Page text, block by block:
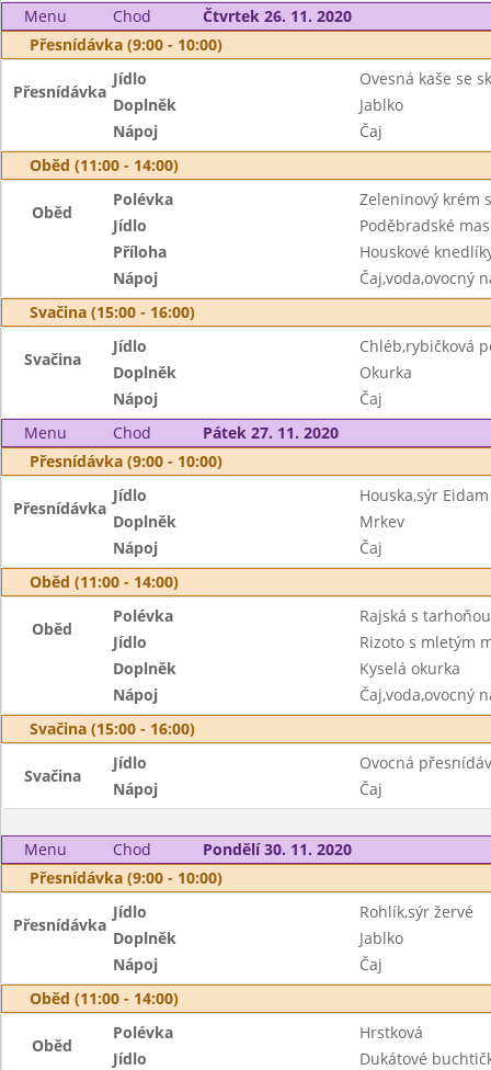
Menu Chod
Čtvrtek 26. 11. 2020
Přesnídávka (9:00 - 10:00)
Přesnídávka
Jídlo
Ovesná kaše se
Doplněk
Jablko
Nápoj
Čaj
Oběd (11:00 - 14:00)
Oběd
Polévka
Zeleninový krém
Jídlo
Poděbradské
Příloha
Houskové
Nápoj
Čaj,voda,ovocný
Svačina (15:00 - 16:00)
Svačina
Jídlo
Chléb,rybičková
Doplněk
Okurka
Nápoj
Čaj
Menu
Chod
Pátek 27. 11. 2020
Přesnídávka (9:00 - 10:00)
Přesnídávka
Jídlo
Houska,sýr Eidam
Doplněk
Mrkev
Nápoj
Čaj
Oběd (11:00 - 14:00)
Oběd
Polévka
Rajská s tarhoňou
Jídlo
Rizoto s mletým
Doplněk
Kyselá okurka
Nápoj
Čaj,voda,ovocný
Svačina (15:00 - 16:00)
Svačina
Jídlo
Ovocná
Nápoj
Čaj
Menu Chod
Pondělí 30. 11. 2020
Přesnídávka (9:00 - 10:00)
Přesnídávka
Jídlo
Rohlík,sýr žervé
Doplněk
Jablko
Nápoj
Čaj
Oběd (11:00 - 14:00)
Oběd
Polévka
Hrstková
Jídlo
Dukátové